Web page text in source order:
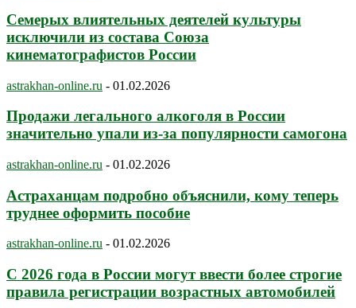
Семерых влиятельных деятелей культуры
исключили из состава Союза
кинематографистов России
astrakhan-online.ru - 01.02.2026
Продажи легального алкоголя в России
значительно упали из-за популярности самогона
astrakhan-online.ru - 01.02.2026
Астраханцам подробно объяснили, кому теперь
труднее оформить пособие
astrakhan-online.ru - 01.02.2026
С 2026 года в России могут ввести более строгие
правила регистрации возрастных автомобилей